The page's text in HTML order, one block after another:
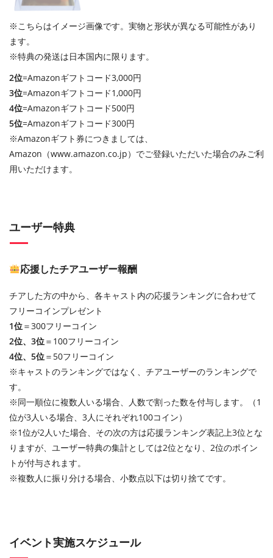
※こちらはイメージ画像です。実物と形状が異なる可能性があり
ます。
※特典の発送は日本国内に限ります。
2位=Amazonギフトコード3,000円
3位=Amazonギフトコード1,000円
4位=Amazonギフトコード500円
5位=Amazonギフトコード300円
※Amazonギフト券につきましては、
Amazon（www.amazon.co.jp）でご登録いただいた場合のみご利
用いただけます。
ユーザー特典
応援したチアユーザー報酬​
チアした方の中から、各キャスト内の応援ランキングに合わせて
フリーコインプレゼント
1位＝300フリーコイン
2位、3位＝100フリーコイン
4位、5位＝50フリーコイン
※キャストのランキングではなく、チアユーザーのランキングで
す。
※同一順位に複数人いる場合、人数で割った数を付与します。（1
位が3人いる場合、3人にそれぞれ100コイン）
※1位が2人いた場合、その次の方は応援ランキング表記上3位とな
りますが、ユーザー特典の集計としては2位となり、2位のポイン
トが付与されます。
※複数人に振り分ける場合、小数点以下は切り捨てです。
イベント実施スケジュール